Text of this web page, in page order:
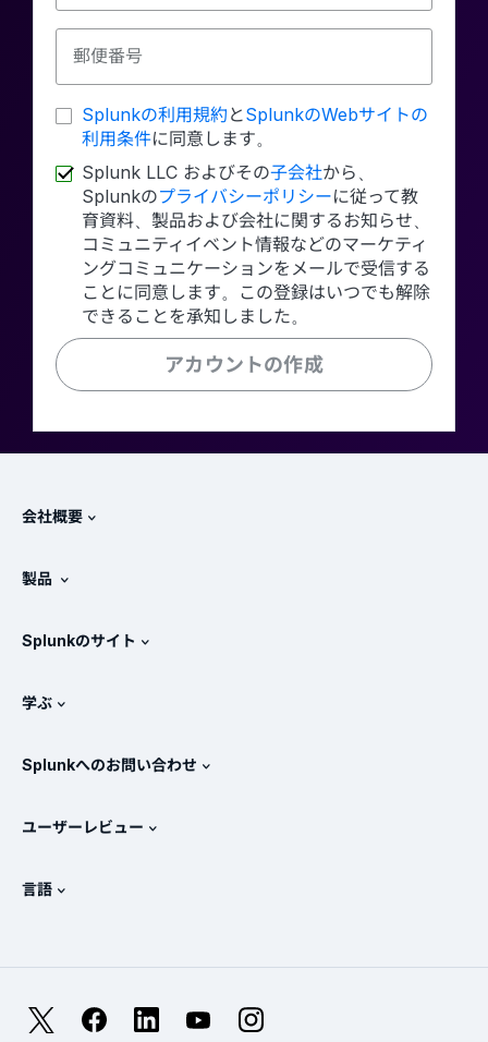
郵便番号
Splunkの利用規約 とSplunkのWebサイトの
利用条件に同意します。
Splunk LLC およびその子会社から、
Splunkのプライバシーポリシーに従って教
育資料、製品および会社に関するお知らせ、
コミュニティイベント情報などのマーケティ
ングコミュニケーションをメールで受信する
ことに同意します。この登録はいつでも解除
できることを承知しました。
アカウントの作成
会社概要
Splunkと他社製品の比較
ニュースルーム
Splunkによる保護
SURGe
製品
価格
すべての製品を見る
Splunkのサイト
トレーニングと認定
Splunkストア
学ぶ
OpenTelemetryの概要
SOCのメトリクス
信頼性メトリクス
Splunkへのお問い合わせ
ユーザーレビュー
言語
Deutsch
Français FacebookLinkedIn YouTubeInstagram